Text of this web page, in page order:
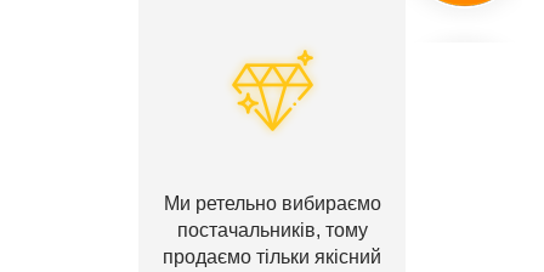
Ми ретельно вибираємо
постачальників, тому
продаємо тільки якісний